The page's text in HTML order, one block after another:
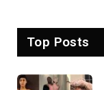
Top Posts